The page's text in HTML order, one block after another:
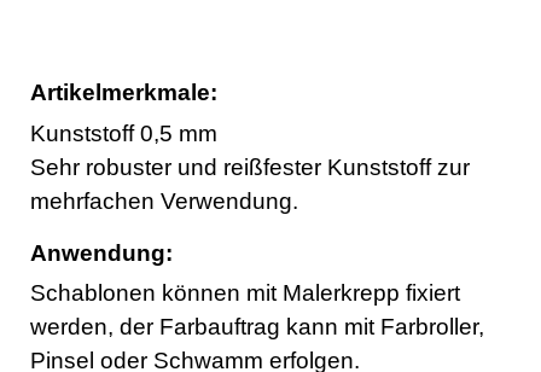
Artikelmerkmale:
Kunststoff 0,5 mm
Sehr robuster und reißfester Kunststoff zur
mehrfachen Verwendung.
Anwendung:
Schablonen können mit Malerkrepp fixiert
werden, der Farbauftrag kann mit Farbroller,
Pinsel oder Schwamm erfolgen.